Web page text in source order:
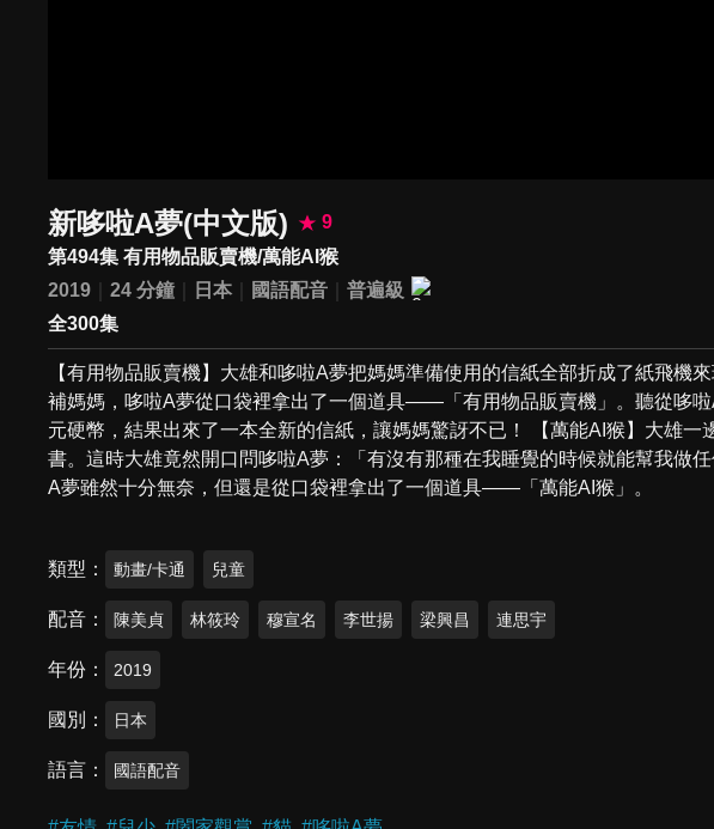
新哆啦A夢(中文版)
9
第494集 有用物品販賣機/萬能AI猴
2019
24 分鐘 日本 國語配音
普遍級
全300集
【有用物品販賣機】大雄和哆啦A夢把媽媽準備使用的信紙全部折成了紙飛機
補媽媽，哆啦A夢從口袋裡拿出了一個道具——「有用物品販賣機」。聽從哆啦
元硬幣，結果出來了一本全新的信紙，讓媽媽驚訝不已！ 【萬能AI猴】大雄一
書。這時大雄竟然開口問哆啦A夢：「有沒有那種在我睡覺的時候就能幫我做
A夢雖然十分無奈，但還是從口袋裡拿出了一個道具——「萬能AI猴」。
類型 動畫/卡通 兒童
配音 陳美貞 林筱玲 穆宣名 李世揚 梁興昌 連思宇
年份 2019
國別 日本
語言 國語配音